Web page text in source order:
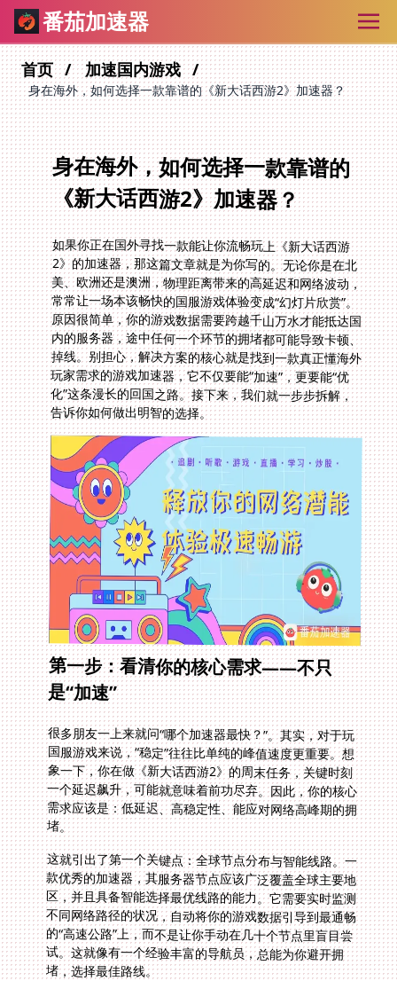
番茄加速器
首页 加速国内游戏
身在海外，如何选择一款靠谱的《新大话西游2》加速器？
身在海外，如何选择一款靠谱的
《新大话西游2》加速器？
如果你正在国外寻找一款能让你流畅玩上《新大话西游
2》的加速器，那这篇文章就是为你写的。无论你是在北
美、欧洲还是澳洲，物理距离带来的高延迟和网络波动，
常常让一场本该畅快的国服游戏体验变成“幻灯片欣赏”。
原因很简单，你的游戏数据需要跨越千山万水才能抵达国
内的服务器，途中任何一个环节的拥堵都可能导致卡顿、
掉线。别担心，解决方案的核心就是找到一款真正懂海外
玩家需求的游戏加速器，它不仅要能“加速”，更要能“优
化”这条漫长的回国之路。接下来，我们就一步步拆解，
告诉你如何做出明智的选择。
第一步：看清你的核心需求——不只
是“加速”
很多朋友一上来就问“哪个加速器最快？”。其实，对于玩
国服游戏来说，“稳定”往往比单纯的峰值速度更重要。想
象一下，你在做《新大话西游2》的周末任务，关键时刻
一个延迟飙升，可能就意味着前功尽弃。因此，你的核心
需求应该是：低延迟、高稳定性、能应对网络高峰期的拥
堵。
这就引出了第一个关键点：全球节点分布与智能线路。一
款优秀的加速器，其服务器节点应该广泛覆盖全球主要地
区，并且具备智能选择最优线路的能力。它需要实时监测
不同网络路径的状况，自动将你的游戏数据引导到最通畅
的“高速公路”上，而不是让你手动在几十个节点里盲目尝
试。这就像有一个经验丰富的导航员，总能为你避开拥
堵，选择最佳路线。